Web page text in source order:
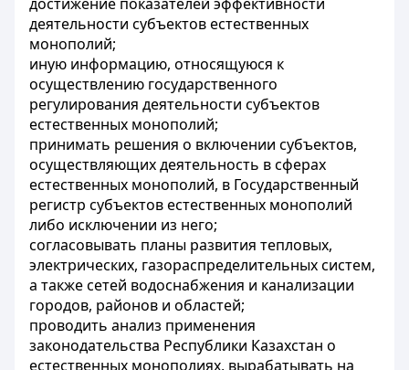
деятельности субъектов естественных
монополий;
иную информацию, относящуюся к
осуществлению государственного
регулирования деятельности субъектов
естественных монополий;
принимать решения о включении субъектов,
осуществляющих деятельность в сферах
естественных монополий, в Государственный
регистр субъектов естественных монополий
либо исключении из него;
согласовывать планы развития тепловых,
электрических, газораспределительных систем,
а также сетей водоснабжения и канализации
городов, районов и областей;
проводить анализ применения
законодательства Республики Казахстан о
естественных монополиях, вырабатывать на